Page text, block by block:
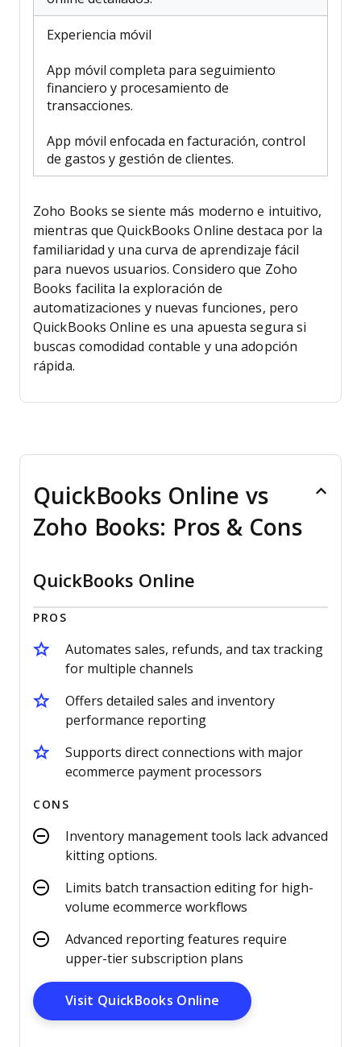
Experiencia móvil
App móvil completa para seguimiento
financiero y procesamiento de
transacciones.
App móvil enfocada en facturación, control
de gastos y gestión de clientes.
Zoho Books se siente más moderno e intuitivo,
mientras que QuickBooks Online destaca por la
familiaridad y una curva de aprendizaje fácil
para nuevos usuarios. Considero que Zoho
Books facilita la exploración de
automatizaciones y nuevas funciones, pero
QuickBooks Online es una apuesta segura si
buscas comodidad contable y una adopción
rápida.
QuickBooks Online vs
Zoho Books: Pros & Cons
QuickBooks Online
PROS
Automates sales, refunds, and tax tracking
for multiple channels
Offers detailed sales and inventory
performance reporting
Supports direct connections with major
ecommerce payment processors
CONS
Inventory management tools lack advanced
kitting options.
Limits batch transaction editing for high-
volume ecommerce workflows
Advanced reporting features require
upper-tier subscription plans
Visit QuickBooks Online Opens New Window